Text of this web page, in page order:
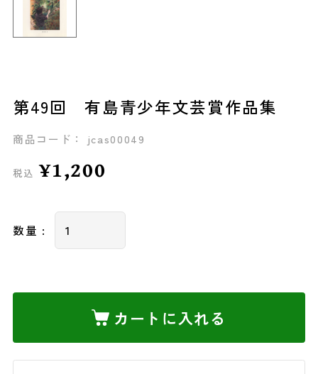
第49回 有島青少年文芸賞作品集
商品コード： jcas00049
税込 ¥1,200
数量 :
カートに入れる